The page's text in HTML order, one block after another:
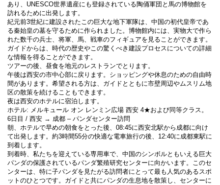
あり、UNESCO世界遺産にも登録されている陶俑軍団と馬の博物館を
訪れるために出発します。
紀元前3世紀に建設されたこの巨大な地下軍隊は、中国の初代皇帝であ
る秦始皇の墓を守るために作られました。博物館内には、実物大で作ら
れた数千の兵士、将軍、馬、戦車のフィギュアを見ることができます。
ガイドからは、時代の歴史やこの驚くべき建設プロセスについての詳細
な情報を得ることができます。
ツアーの後、昼食を地元のレストランでとります。
午後は西安の市中心部に戻ります。ショッピングや休息のための自由時
間があります。希望される方は、ガイドとともに市壁周辺やムスリム地
区の散策を続けることもできます。
夜は西安のホテルに宿泊します。
ホテル: メルキュール オン レンミン広場 西安 4★および同等クラス。
6日目 / 西安 → 成都 – パンダセンター訪問
朝、ホテルで早めの朝食をとった後、08:45に西安北駅から成都に向け
て出発します。約3時間55分の快適な電車旅行の後、12:40に成都東駅に
到着します。
到着時、私たちを迎えている専用車で、中国のシンボルともいえる巨大
パンダの保護されているパンダ繁殖研究センターに向かいます。このセ
ンターは、特に子パンダを見たがる訪問者にとって最も人気のあるスポ
ットのひとつです。ガイドと共にパンダの生息地を散策し、センターに